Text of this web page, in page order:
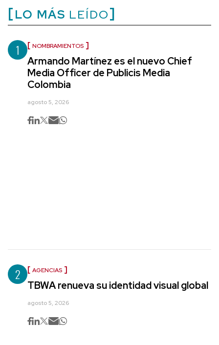
LO MÁS LEÍDO
1 NOMBRAMIENTOS
Armando Martínez es el nuevo Chief
Media Officer de Publicis Media
Colombia
agosto 5, 2026
2 AGENCIAS
TBWA renueva su identidad visual global
agosto 5, 2026